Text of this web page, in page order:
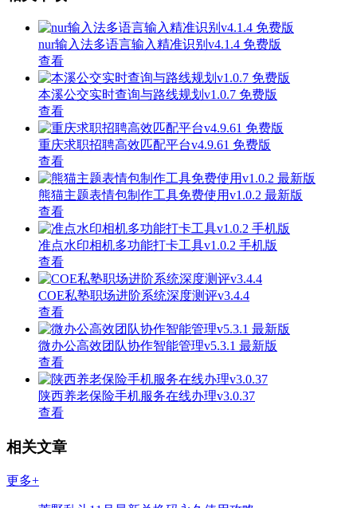
nur输入法多语言输入精准识别v4.1.4 免费版
查看
本溪公交实时查询与路线规划v1.0.7 免费版
查看
重庆求职招聘高效匹配平台v4.9.61 免费版
查看
熊猫主题表情包制作工具免费使用v1.0.2 最新版
查看
准点水印相机多功能打卡工具v1.0.2 手机版
查看
COE私塾职场进阶系统深度测评v3.4.4
查看
微办公高效团队协作智能管理v5.3.1 最新版
查看
陕西养老保险手机服务在线办理v3.0.37
查看
相关文章
更多+